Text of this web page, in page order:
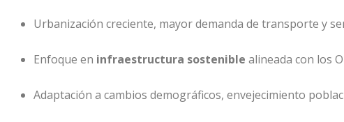
Urbanización creciente, mayor demanda de transporte y
Enfoque en infraestructura sostenible alineada con los
Adaptación a cambios demográficos, envejecimiento